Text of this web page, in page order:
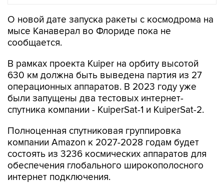
О новой дате запуска ракеты с космодрома на
мысе Канаверал во Флориде пока не
сообщается.
В рамках проекта Kuiper на орбиту высотой
630 км должна быть выведена партия из 27
операционных аппаратов. В 2023 году уже
были запущены два тестовых интернет-
спутника компании - KuiperSat-1 и KuiperSat-2.
Полноценная спутниковая группировка
компании Amazon к 2027-2028 годам будет
состоять из 3236 космических аппаратов для
обеспечения глобального широкополосного
интернет подключения.